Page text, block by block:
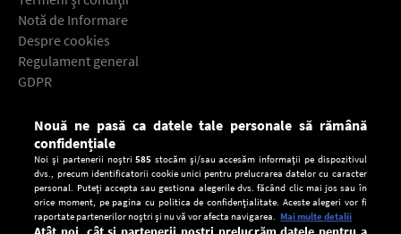
Notă de Informare
Despre cookies
Regulament general
GDPR
Descarcă gratuit aplicaţia Europa FM pentru smartphone:
Nouă ne pasă ca datele tale personale să rămână
confidențiale
Noi și partenerii noștri585 stocăm și/sau accesăm informații pe dispozitivul
dvs., precum identificatorii cookie unici pentru prelucrarea datelor cu caracter
personal. Puteți accepta sau gestiona alegerile dvs. făcând clic mai jos sau în
orice moment, pe pagina cu politica de confidențialitate. Aceste alegeri vor fi
raportate partenerilor noștri și nu vă vor afecta navigarea. Mai multe detalii